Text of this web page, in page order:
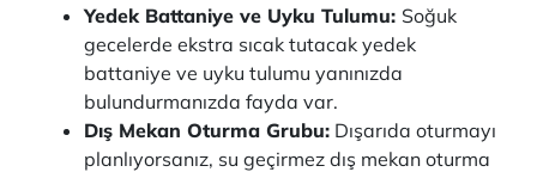
Yedek Battaniye ve Uyku Tulumu: Soğuk
gecelerde ekstra sıcak tutacak yedek
battaniye ve uyku tulumu yanınızda
bulundurmanızda fayda var.
Dış Mekan Oturma Grubu: Dışarıda oturmayı
planlıyorsanız, su geçirmez dış mekan oturma